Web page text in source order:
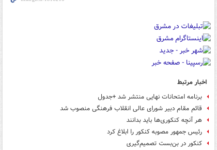
اخبار مرتبط
برنامه امتحانات نهایی منتشر شد +جدول
قائم مقام دبیر شورای عالی انقلاب فرهنگی منصوب شد
هر آنچه کنکوری‌ها باید بدانند
رئیس جمهور مصوبه کنکور را ابلاغ کرد
کنکور در بن‌بست تصمیم‌گیری